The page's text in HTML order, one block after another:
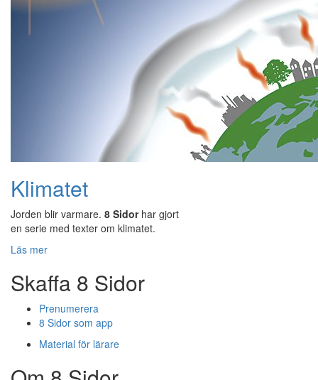
Klimatet
Jorden blir varmare. 8 Sidorhar gjort
en serie med texter om klimatet.
Läs mer
Skaffa 8 Sidor
Prenumerera
8 Sidor som app
Material för lärare